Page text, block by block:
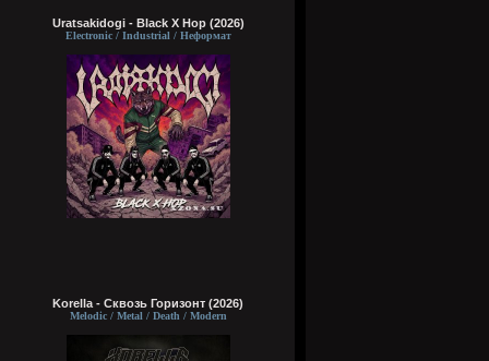
Uratsakidogi - Black X Hop (2026)
Electronic / Industrial / Неформат
Korella - Сквозь Горизонт (2026)
Melodic / Metal / Death / Modern